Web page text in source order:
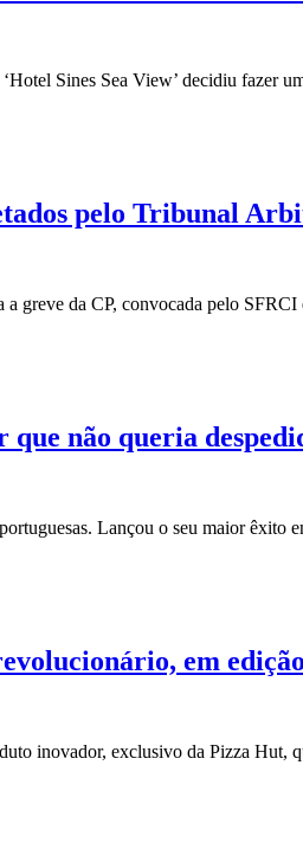
Sines Sea View’ decidiu
pelo Tribunal
greve da CP, convocada pelo
não queria
Lançou o seu maior
em
inovador, exclusivo da Pizza Hut,